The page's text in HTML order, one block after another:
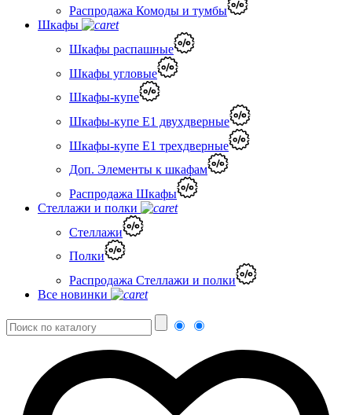
Распродажа Комоды и тумбы
Шкафы
Шкафы распашные
Шкафы угловые
Шкафы-купе
Шкафы-купе Е1 двухдверные
Шкафы-купе Е1 трехдверные
Доп. Элементы к шкафам
Распродажа Шкафы
Стеллажи и полки
Стеллажи
Полки
Распродажа Стеллажи и полки
Все новинки